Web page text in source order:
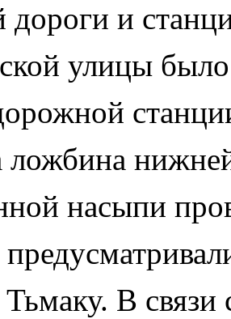
дороги и
улицы
ложбина
насыпи
В